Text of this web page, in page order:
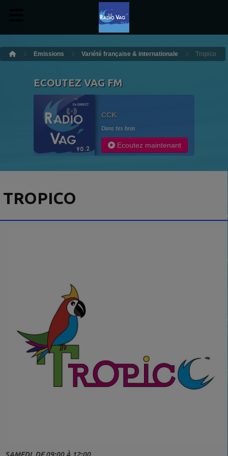
Emissions Variété française & internationale Tropico
ECOUTEZ VAG FM
CCK
Dans tes bras
Ecoutez maintenant
TROPICO